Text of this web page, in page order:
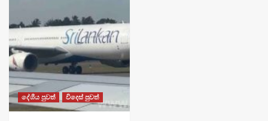
දේශීය පුවත් විදෙස් පුවත්